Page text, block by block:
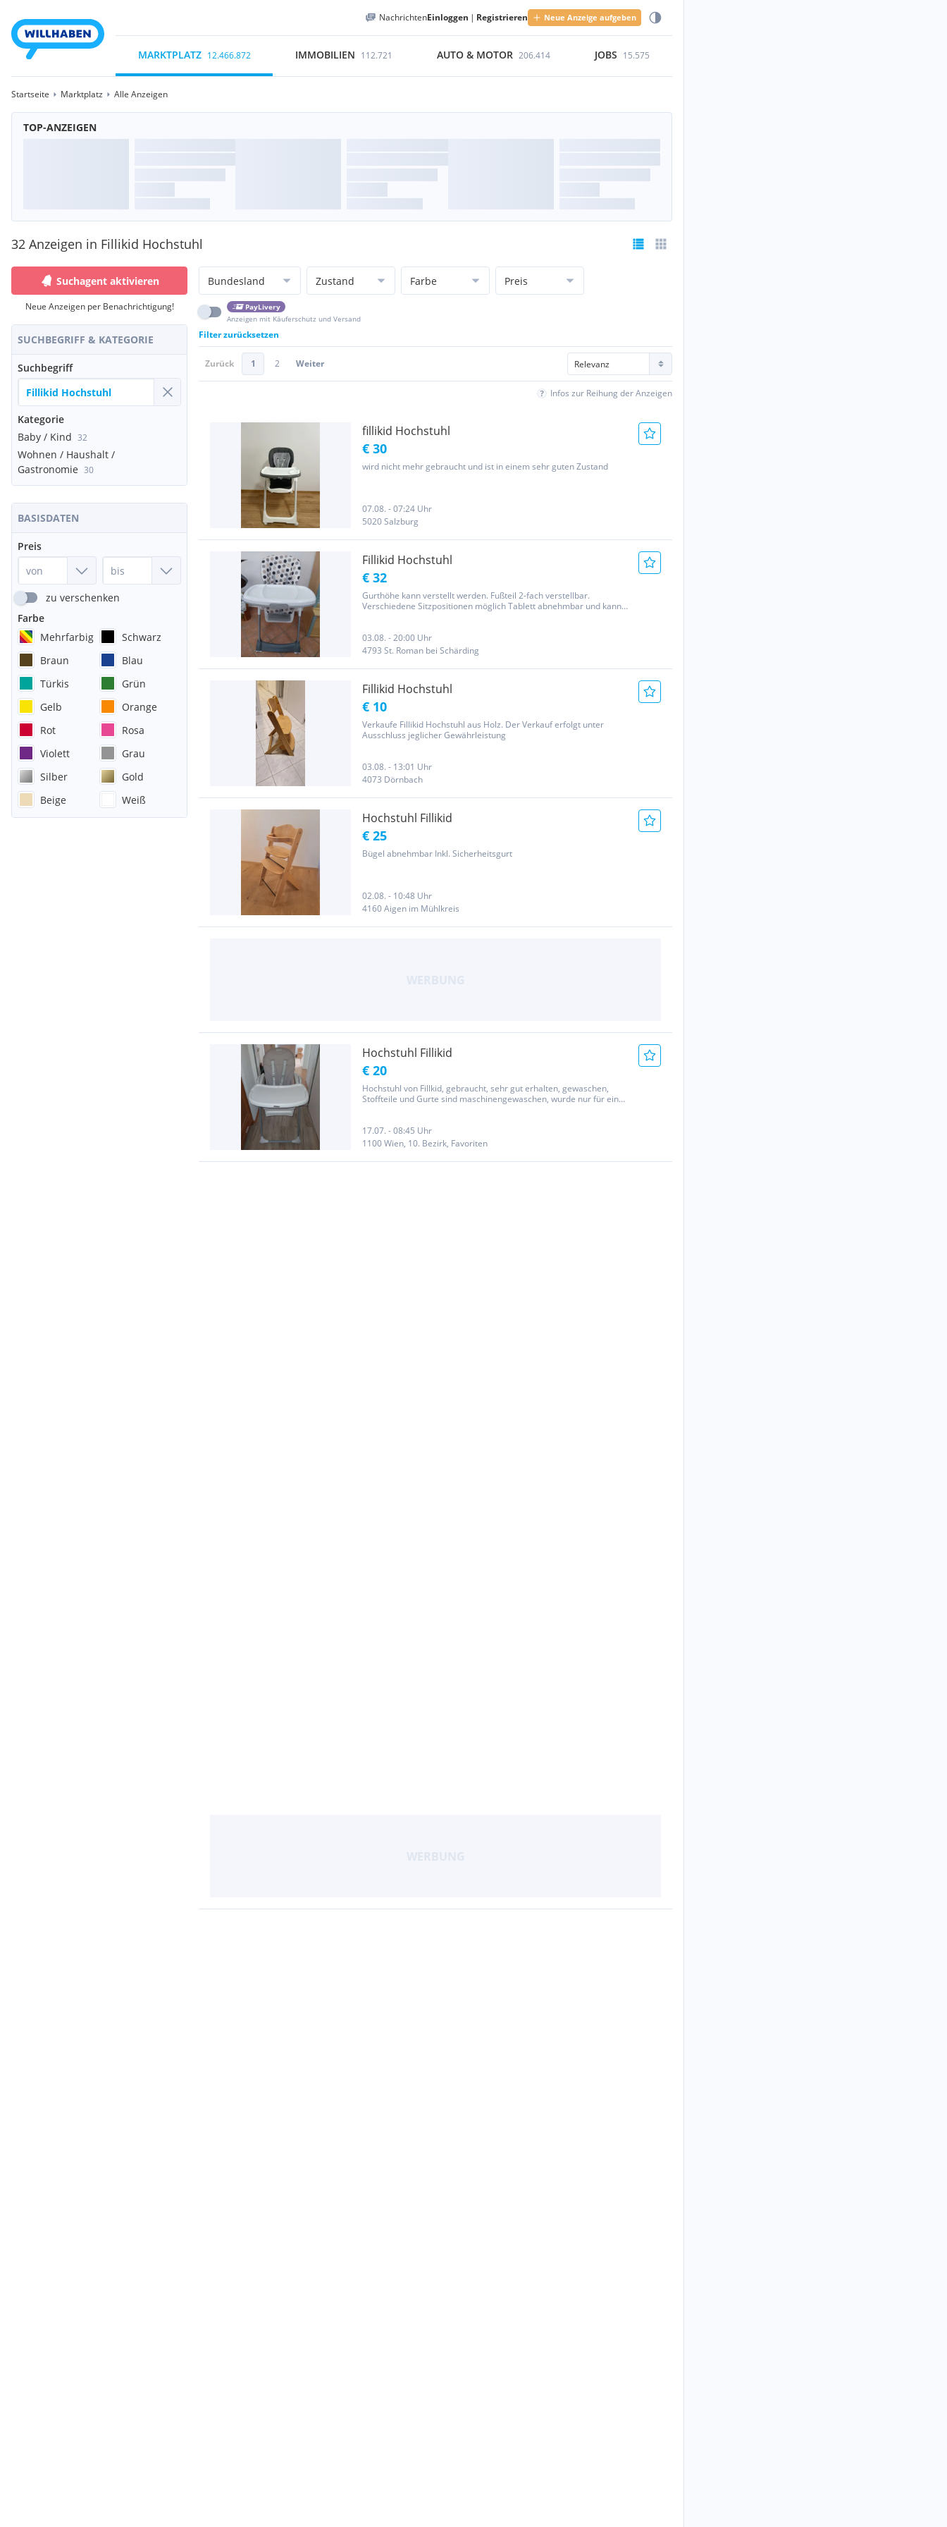
NachrichtenEinloggen | Registrieren Neue Anzeige aufgeben
MARKTPLATZ 12.466.872 IMMOBILIEN 112.721 AUTO & MOTOR 206.414 JOBS 15.575
Startseite Marktplatz Alle Anzeigen
TOP-ANZEIGEN
32 Anzeigen in Fillikid Hochstuhl
Suchagent aktivieren
Neue Anzeigen per Benachrichtigung!
SUCHBEGRIFF & KATEGORIE
Suchbegriff
Kategorie
Baby / Kind 32
Wohnen / Haushalt /
Gastronomie 30
BASISDATEN
Preis
zu verschenken
Farbe
Mehrfarbig
Schwarz
Braun
Blau
Türkis
Grün
Gelb
Orange
Rot
Rosa
Violett
Grau
Silber
Gold
Beige
Weiß
Bundesland Zustand Farbe Preis
PayLivery
Anzeigen mit Käuferschutz und Versand
Filter zurücksetzen
Zurück 1 2 Weiter
Infos zur Reihung der Anzeigen
fillikid Hochstuhl
€ 30
wird nicht mehr gebraucht und ist in einem sehr guten Zustand
07.08. - 07:24 Uhr
5020 Salzburg
Fillikid Hochstuhl
€ 32
Gurthöhe kann verstellt werden. Fußteil 2-fach verstellbar.
Verschiedene Sitzpositionen möglich Tablett abnehmbar und kann
Gewährleistung und...
03.08. - 20:00 Uhr
4793 St. Roman bei Schärding
Fillikid Hochstuhl
€ 10
Verkaufe Fillikid Hochstuhl aus Holz. Der Verkauf erfolgt unter
Ausschluss jeglicher Gewährleistung
03.08. - 13:01 Uhr
4073 Dörnbach
Hochstuhl Fillikid
€ 25
Bügel abnehmbar Inkl. Sicherheitsgurt
02.08. - 10:48 Uhr
4160 Aigen im Mühlkreis
Hochstuhl Fillikid
€ 20
Hochstuhl von Fillkid, gebraucht, sehr gut erhalten, gewaschen,
Stoffteile und Gurte sind maschinengewaschen, wurde nur für ein
17.07. - 08:45 Uhr
1100 Wien, 10. Bezirk, Favoriten